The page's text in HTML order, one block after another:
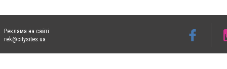
Реклама на сайті:
rek@citysites.ua